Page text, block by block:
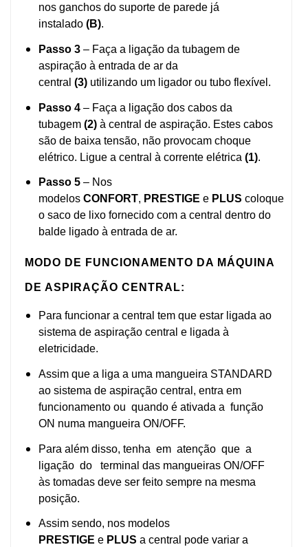
nos ganchos do suporte de parede já
instalado (B).
Passo 3 – Faça a ligação da tubagem de
aspiração à entrada de ar da
central (3) utilizando um ligador ou tubo flexível.
Passo 4 – Faça a ligação dos cabos da
tubagem (2) à central de aspiração. Estes cabos
são de baixa tensão, não provocam choque
elétrico. Ligue a central à corrente elétrica (1).
Passo 5 – Nos
modelos CONFORT, PRESTIGE e PLUS coloque
o saco de lixo fornecido com a central dentro do
balde ligado à entrada de ar.
MODO DE FUNCIONAMENTO DA MÁQUINA
DE ASPIRAÇÃO CENTRAL:
Para funcionar a central tem que estar ligada ao
sistema de aspiração central e ligada à
eletricidade.
Assim que a liga a uma mangueira STANDARD
ao sistema de aspiração central, entra em
funcionamento ou quando é ativada a função
ON numa mangueira ON/OFF.
Para além disso, tenha em atenção que a
ligação do terminal das mangueiras ON/OFF
às tomadas deve ser feito sempre na mesma
posição.
Assim sendo, nos modelos
PRESTIGE e PLUS a central pode variar a